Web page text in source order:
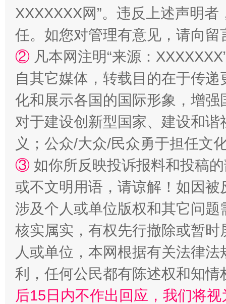
XXXXXXX网”。违反上述声明
任。如您对管理有意见，请向
② 凡本网注明“来源：
自其它媒体，转载目的在于传
化和展示各国的国际形象，增
对于建设创新型国家、建设和
义；公众/大众/民众勇于担任文
③ 如你所反映投诉报料和投稿
或不文明用语，请谅解！如因
涉及个人或单位版权和其它问题
核实属实，有权先行撤除或暂
人或单位，本网根据有关法律
利，任何公民都有陈述权和知情
后15日内不作出回应，我们将